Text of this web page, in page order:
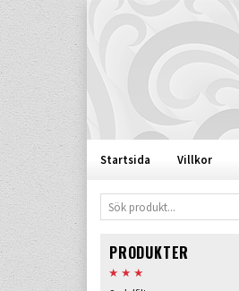
Startsida
Villkor
PRODUKTER